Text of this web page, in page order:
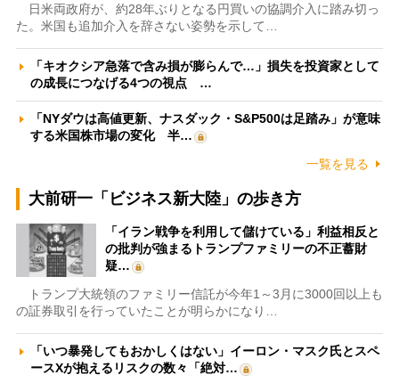
日米両政府が、約28年ぶりとなる円買いの協調介入に踏み切っ
た。米国も追加介入を辞さない姿勢を示して…
「キオクシア急落で含み損が膨らんで…」損失を投資家として
の成長につなげる4つの視点 …
「NYダウは高値更新、ナスダック・S&P500は足踏み」が意味
する米国株市場の変化 半…
一覧を見る
大前研一「ビジネス新大陸」の歩き方
「イラン戦争を利用して儲けている」利益相反と
の批判が強まるトランプファミリーの不正蓄財
疑…
トランプ大統領のファミリー信託が今年1～3月に3000回以上も
の証券取引を行っていたことが明らかになり…
「いつ暴発してもおかしくはない」イーロン・マスク氏とスペ
ースXが抱えるリスクの数々「絶対…